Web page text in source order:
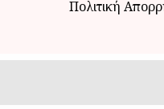
Πολιτική